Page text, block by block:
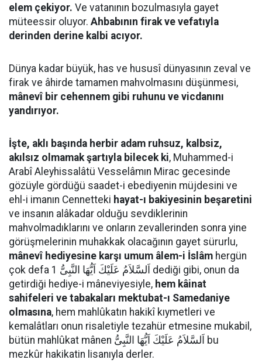
elem çekiyor. Ve vatanının bozulmasıyla gayet
müteessir oluyor. Ahbabının firak ve vefatıyla
derinden derine kalbi acıyor.
Dünya kadar büyük, has ve hususî dünyasının zeval ve
firak ve âhirde tamamen mahvolmasını düşünmesi,
mânevî bir cehennem gibi ruhunu ve vicdanını
yandırıyor.
İşte, aklı başında herbir adam ruhsuz, kalbsiz,
akılsız olmamak şartıyla bilecek ki, Muhammed-i
Arabî Aleyhissalâtü Vesselâmın Mirac gecesinde
gözüyle gördüğü saadet-i ebediyenin müjdesini ve
ehl-i imanın Cennetteki hayat-ı bakiyesinin beşaretini
ve insanın alâkadar olduğu sevdiklerinin
mahvolmadıklarını ve onların zevallerinden sonra yine
görüşmelerinin muhakkak olacağının gayet sürurlu,
mânevî hediyesine karşı umum âlem-i İslâm hergün
çok defa اَلسَّلاَمُ عَلَيْكَ اَيُّهَا النَّبِىُّ 1 dediği gibi, onun da
getirdiği hediye-i mâneviyesiyle, hem kâinat
sahifeleri ve tabakaları mektubat-ı Samedaniye
olmasına, hem mahlûkatın hakikî kıymetleri ve
kemalâtları onun risaletiyle tezahür etmesine mukabil,
bütün mahlûkat mânen اَلسَّلاَمُ عَلَيْكَ اَيُّهَا النَّبِىُّ bu
mezkûr hakikatin lisanıyla derler.